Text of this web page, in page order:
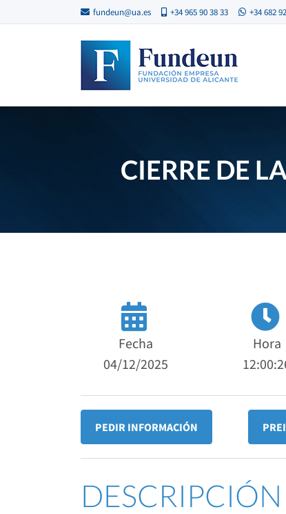
fundeun@ua.es +34 965 90 38 33 +34 682
CIERRE DE
Fecha
04/12/2025
Hora
PEDIR INFORMACIÓN